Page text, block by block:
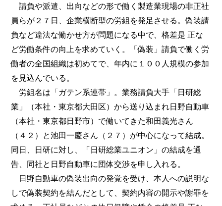
請負や派遣、出向などの形で働く製造業現場の非正社
員らが２７日、企業横断型の労組を発足させる。偽装請
負など違法な働かせ方が問題になる中で、格差是 正な
ど労働条件の向上を求めていく。「偽装」請負で働く労
働者の全国組織は初めてで、年内に１００人規模の参加
を見込んでいる。
労組名は「ガテン系連帯」。業務請負大手「日研総
業」（本社・東京都大田区）から送り込まれ日野自動車
（本社・東京都日野市）で働いてきた和田義光さん
（４２）と池田一慶さん（２７）が中心になって結成。
同日、日研に対し、「日研総業ユニオン」の結成を通
告、同社と日野自動車に団体交渉を申し入れる。
日野自動車の偽装出向の発覚を受け、本人への説明な
しで偽装契約を結んだとして、契約内容の開示や謝罪を